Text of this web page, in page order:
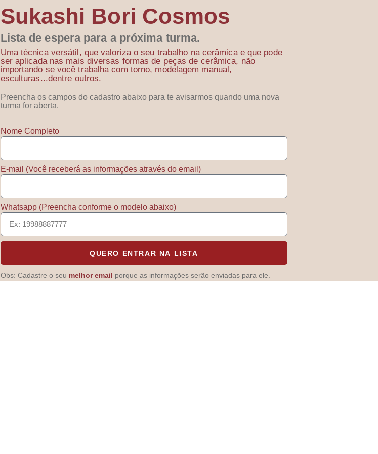
Sukashi Bori Cosmos
Lista de espera para a próxima turma.
Uma técnica versátil, que valoriza o seu trabalho na cerâmica e que pode
ser aplicada nas mais diversas formas de peças de cerâmica, não
importando se você trabalha com torno, modelagem manual,
esculturas...dentre outros.
Preencha os campos do cadastro abaixo para te avisarmos quando uma nova
turma for aberta.
Nome Completo
E-mail (Você receberá as informações através do email)
Whatsapp (Preencha conforme o modelo abaixo)
QUERO ENTRAR NA LISTA
Obs: Cadastre o seu melhor email porque as informações serão enviadas para ele.